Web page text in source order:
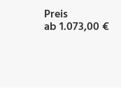
Preis
ab 1.073,00 €